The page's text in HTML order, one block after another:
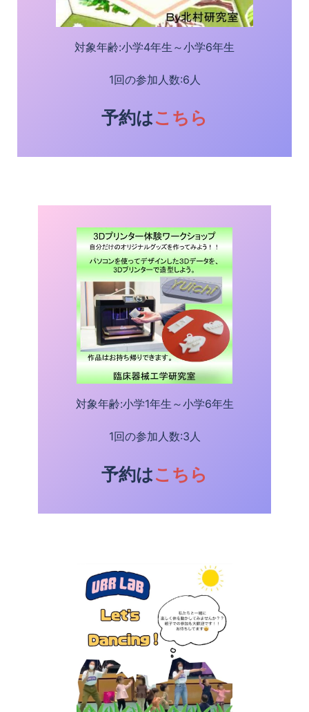
対象年齢:小学4年生～小学6年生
1回の参加人数:6人
予約はこちら
対象年齢:小学1年生～小学6年生
1回の参加人数:3人
予約はこちら